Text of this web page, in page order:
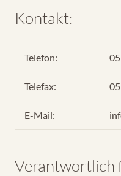
Kontakt:
Telefon:
Telefax:
E-Mail:
Verantwortlich